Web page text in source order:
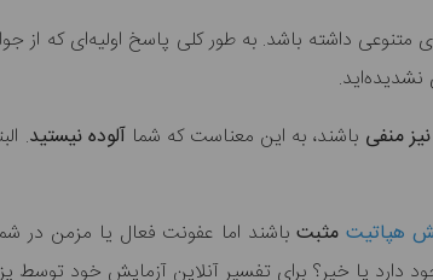
داشته باشد. به طور کلی پاسخ اولیه‌ای که
باشند، به این معناست که شماآلوده نیستید.
هپاتیت مثبت باشند اما عفونت فعال یا مزمن در
یا خیر؟ برای تفسیر آنلاین آزمایش خود توسط